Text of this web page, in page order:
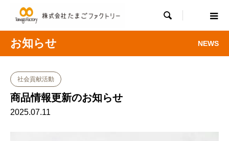

お知らせ NEWS
社会貢献活動
商品情報更新のお知らせ
2025.07.11